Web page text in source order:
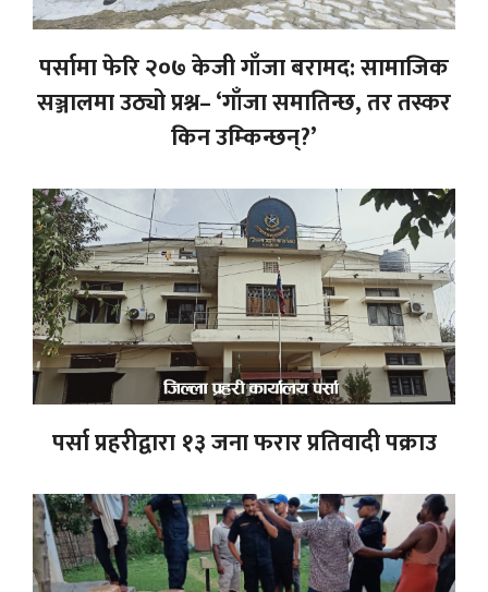
पर्सामा फेरि २०७ केजी गाँजा बरामद: सामाजिक
सञ्जालमा उठ्यो प्रश्न– ‘गाँजा समातिन्छ, तर तस्कर
किन उम्किन्छन्?’
पर्सा प्रहरीद्वारा १३ जना फरार प्रतिवादी पक्राउ